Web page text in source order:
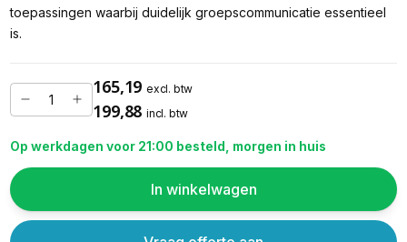
toepassingen waarbij duidelijk groepscommunicatie essentieel
is.
165,19 excl. btw
199,88 incl. btw
Op werkdagen voor 21:00 besteld, morgen in huis
In winkelwagen